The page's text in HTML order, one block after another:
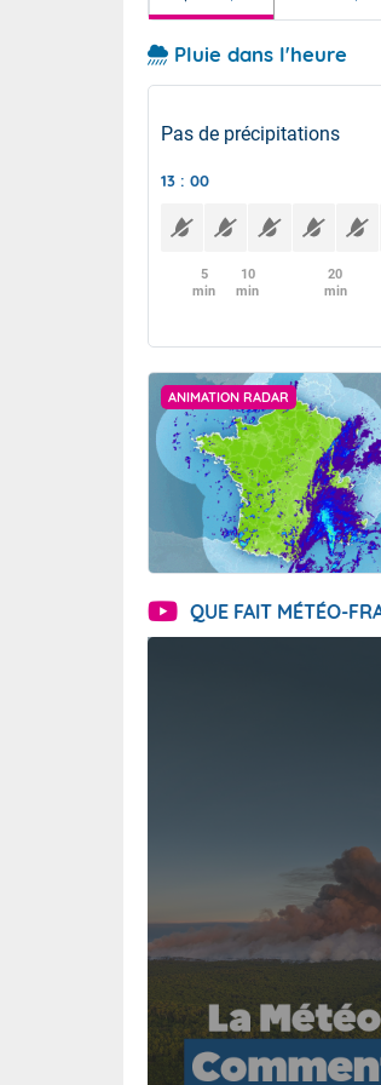
Pluie dans l'heure
Pas de précipitations
13 : 00
5
min
10
min
20
min
ANIMATION RADAR
QUE FAIT MÉTÉO-